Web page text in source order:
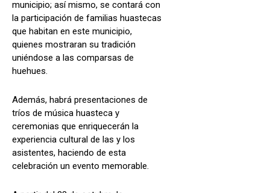
municipio; así mismo, se contará con
la participación de familias huastecas
que habitan en este municipio,
quienes mostraran su tradición
uniéndose a las comparsas de
huehues.
Además, habrá presentaciones de
tríos de música huasteca y
ceremonias que enriquecerán la
experiencia cultural de las y los
asistentes, haciendo de esta
celebración un evento memorable.